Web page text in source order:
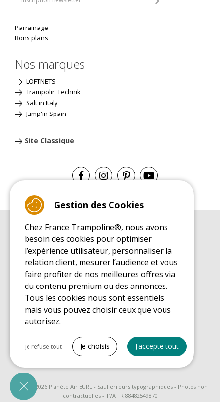
Parrainage
Bons plans
Nos marques
LOFTNETS
Trampolin Technik
Salt'in Italy
Jump'in Spain
Site Classique
GUIDE D'ACHAT
Guide d'achat pour les trampolines de loisirs
GUIDE DE MONTAGE
Guide de montage pour les trampolines de loisirs
GUIDE D'ENTRETIEN
Guide d'entretien des trampolines de loisirs
GUIDE DÉCOUVERTE
Guide de découverte des trampolines de loisirs
GUIDE D'ACHAT PIÈCES DE RECHANGE
© 2008 - 2026 Planète Air EURL - Sauf erreurs typographiques - Photos non
contractuelles - TVA FR 88482549870
Gestion des Cookies
Chez France Trampoline®, nous avons
besoin des cookies pour optimiser
l’expérience utilisateur, personnaliser la
relation client, mesurer l’audience et vous
faire profiter de nos meilleures offres via
du contenu premium ou des annonces.
Tous les cookies nous sont essentiels
mais vous pouvez choisir ceux que vous
autorisez.
Cookies nécessaires
Nécessaire au fonctionnement du site
Je refuse tout Je choisis J'accepte tout